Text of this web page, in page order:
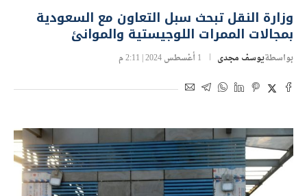
وزارة النقل تبحث سبل التعاون مع السعودية
بمجالات الممرات اللوجيستية والموانئ
بواسطةيوسف مجدى 1 أغسطس 2024 | 2:11 م